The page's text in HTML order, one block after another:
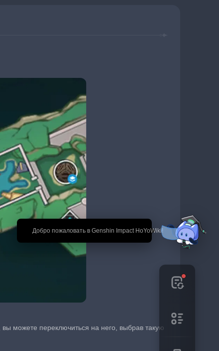
🎉 Добро пожаловать в Genshin Impact HoYoWiki!
вы можете переключиться на него, выбрав такую